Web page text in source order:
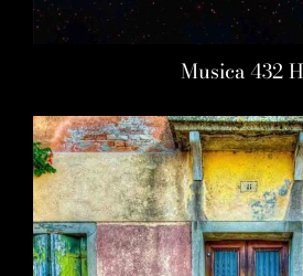
Musica 432